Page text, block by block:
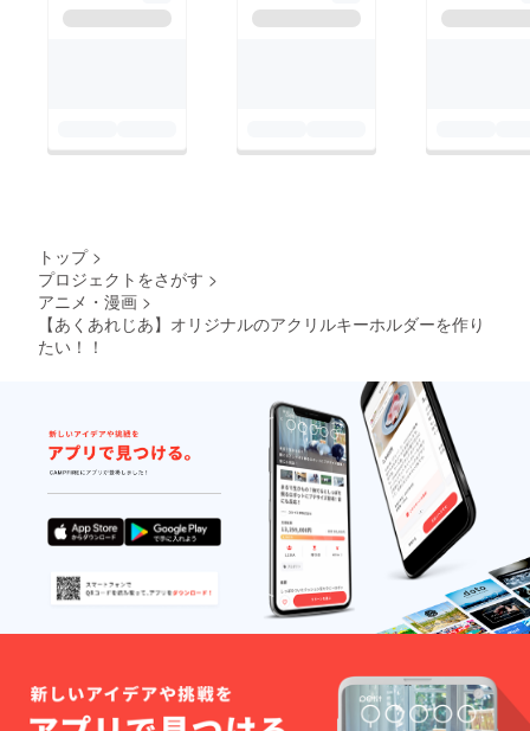
トップ >
プロジェクトをさがす >
アニメ・漫画 >
【あくあれじあ】オリジナルのアクリルキーホルダーを作り
たい！！